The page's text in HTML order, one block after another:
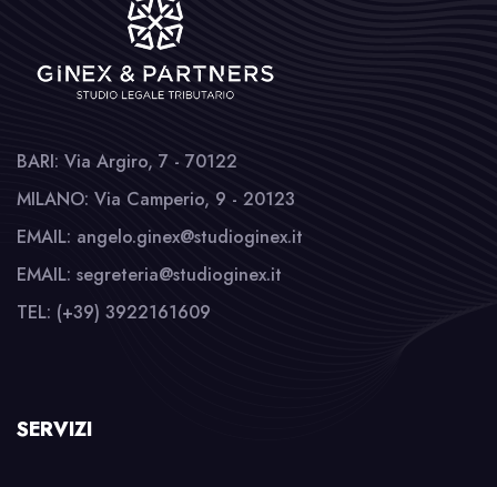
BARI: Via Argiro, 7 - 70122
MILANO: Via Camperio, 9 - 20123
EMAIL: angelo.ginex@studioginex.it
EMAIL: segreteria@studioginex.it
TEL: (+39) 3922161609
SERVIZI